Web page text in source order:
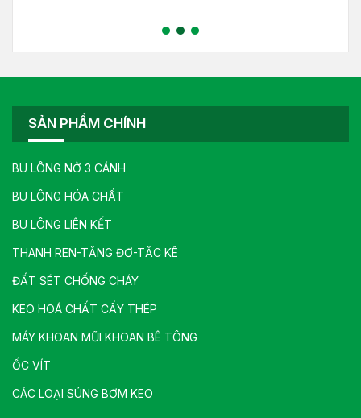
SẢN PHẨM CHÍNH
BU LÔNG NỞ 3 CÁNH
BU LÔNG HÓA CHẤT
BU LÔNG LIÊN KẾT
THANH REN-TĂNG ĐƠ-TĂC KÊ
ĐẤT SÉT CHỐNG CHÁY
KEO HOÁ CHẤT CẤY THÉP
MÁY KHOAN MŨI KHOAN BÊ TÔNG
ỐC VÍT
CÁC LOẠI SÚNG BƠM KEO